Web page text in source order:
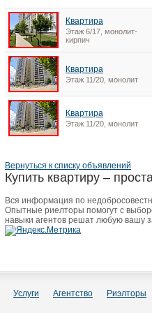
Квартира
Этаж 6/17, монолит-
кирпич
Квартира
Этаж 11/20, монолит
Квартира
Этаж 11/20, монолит
Вернуться к списку объявлений
Купить квартиру –
Вся информация по
Опытные риелторы помогут с
навыки агентов решат любую вашу
Услуги Агентство Риэлторы